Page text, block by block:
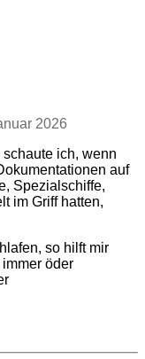
2026
ich, wenn
auf
Spezialschiffe,
im Griff hatten,
so hilft mir
öder